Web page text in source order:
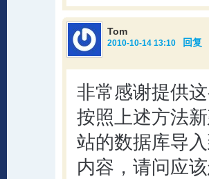
Tom
2010-10-14 13:10 回复
非常感谢提供
按照上述方法
站的数据库导
内容，请问应